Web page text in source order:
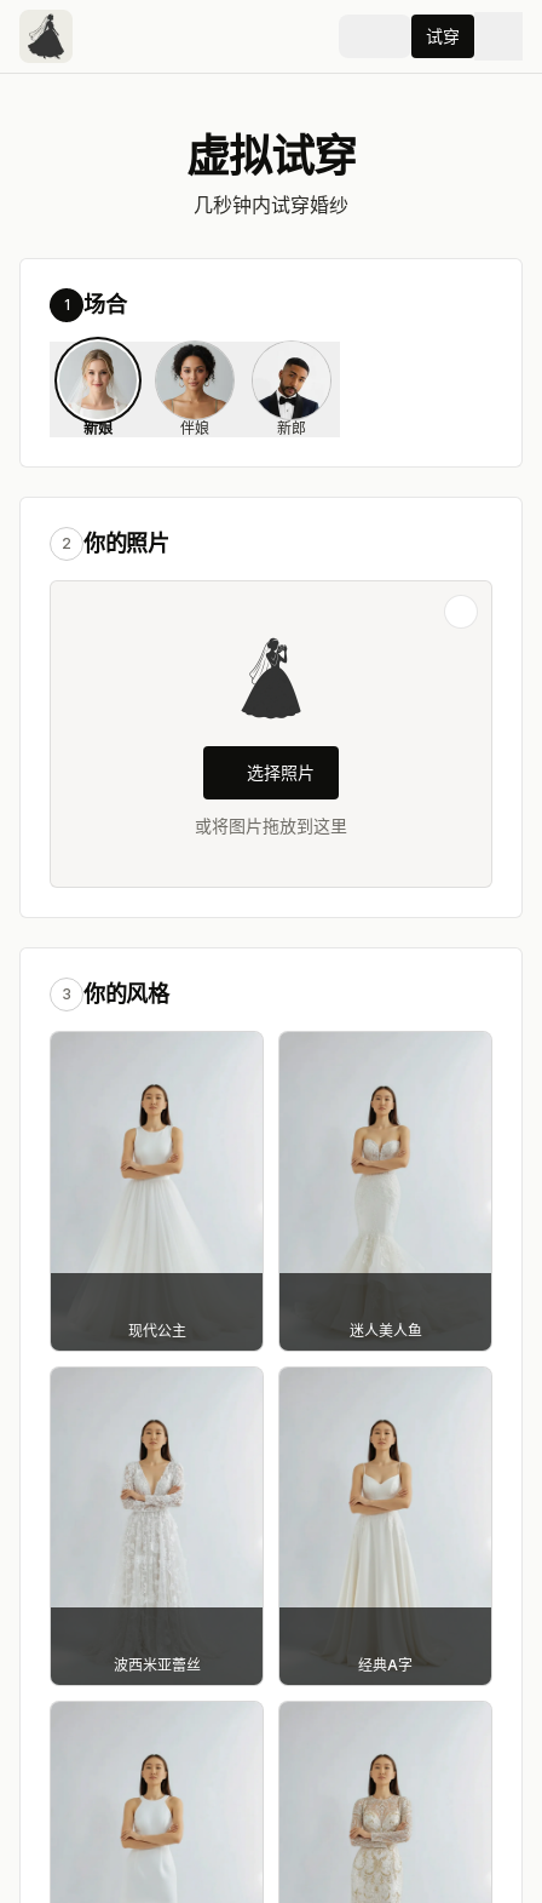
试穿
虚拟试穿
几秒钟内试穿婚纱
1 场合
新娘 伴娘 新郎
2 你的照片
选择照片
或将图片拖放到这里
3 你的风格
现代公主 迷人美人鱼
波西米亚蕾丝 经典A字